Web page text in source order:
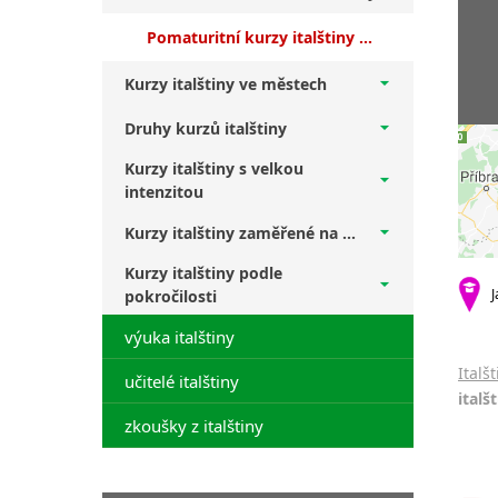
Pomaturitní kurzy italštiny Brno + úplní začátečníci
Kurzy italštiny ve městech
Druhy kurzů italštiny
Kurzy italštiny s velkou
intenzitou
Kurzy italštiny zaměřené na ...
Kurzy italštiny podle
pokročilosti
výuka italštiny
učitelé italštiny
zkoušky z italštiny